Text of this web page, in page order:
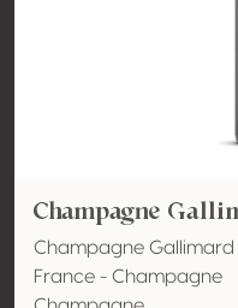
Champagne
Champagne Gallimard
France - Champagne